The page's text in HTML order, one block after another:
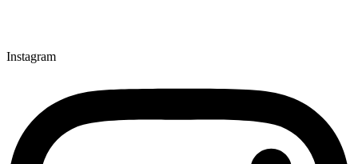
Instagram